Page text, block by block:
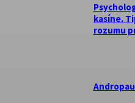
kasíne.
rozumu